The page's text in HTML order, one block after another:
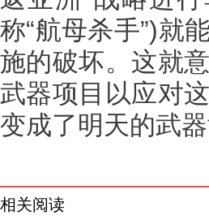
称“航母杀手”)就
施的破坏。这就
武器项目以应对
变成了明天的武
相关阅读